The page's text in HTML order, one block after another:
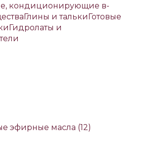
кондиционирующие в-
Глины и талькиГотовые
Гидролаты и
эфирные масла (12)